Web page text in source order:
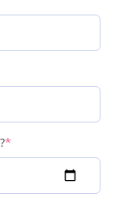
*(required)